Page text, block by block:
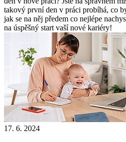
takový první den v práci probíhá, co
jak se na něj předem co nejlépe
na úspěšný start vaší nové kariéry!
17. 6. 2024